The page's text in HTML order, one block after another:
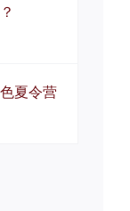
夏令营